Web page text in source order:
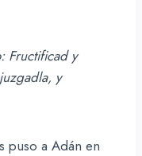
Fructificad y
y
puso a Adán en